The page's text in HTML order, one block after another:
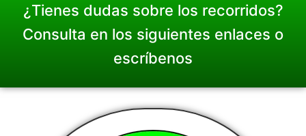
¿Tienes dudas sobre los recorridos?
Consulta en los siguientes enlaces o
escríbenos